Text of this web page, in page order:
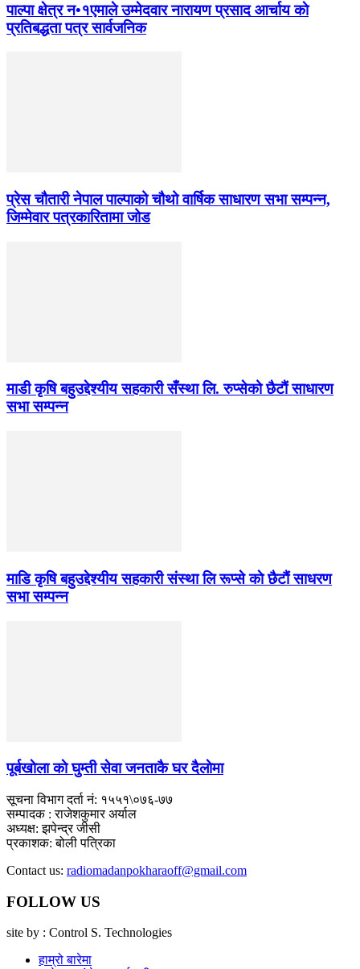
पाल्पा क्षेत्र न•१एमाले उम्मेदवार नारायण प्रसाद आर्चाय काे
प्रतिबद्धता पत्र सार्वजनिक
प्रेस चौतारी नेपाल पाल्पाको चौथो वार्षिक साधारण सभा सम्पन्न,
जिम्मेवार पत्रकारितामा जोड
माडी कृषि बहुउद्देश्यीय सहकारी सँस्था लि. रुप्सेको छैटाैं साधारण
सभा सम्पन्न
माडि कृषि बहुउद्देश्यीय सहकारी संस्था लि रूप्से काे छैटाैं साधरण
सभा सम्पन्न
पूर्बखाेला काे घुम्ती सेवा जनताकै घर दैलाेमा
सूचना विभाग दर्ता नं: १५५१\०७६-७७
सम्पादक : राजेशकुमार अर्याल
अध्यक्ष: झपेन्द्र जीसी
प्रकाशक: बोली पत्रिका
Contact us: radiomadanpokharaoff@gmail.com
FOLLOW US
site by : Control S. Technologies
हाम्रो बारेमा